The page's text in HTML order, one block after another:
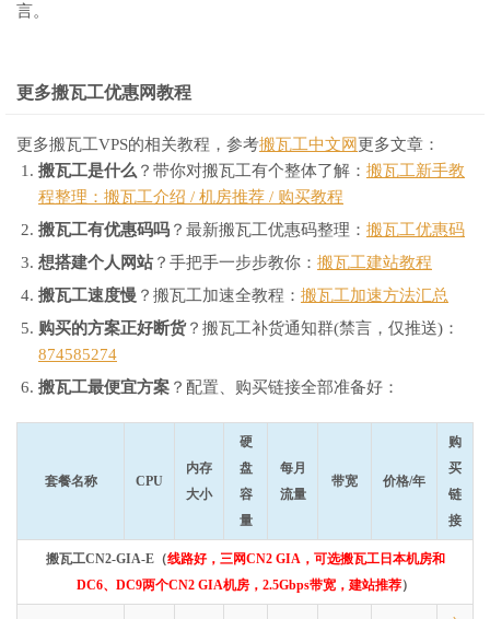
言。
更多搬瓦工优惠网教程
更多搬瓦工VPS的相关教程，参考搬瓦工中文网 更多文章：
搬瓦工是什么 ？带你对搬瓦工有个整体了解： 搬瓦工新手教
程整理：搬瓦工介绍 / 机房推荐 / 购买教程
搬瓦工有优惠码吗 ？最新搬瓦工优惠码整理： 搬瓦工优惠码
想搭建个人网站？手把手一步步教你： 搬瓦工建站教程
搬瓦工速度慢 ？搬瓦工加速全教程： 搬瓦工加速方法汇总
购买的方案正好断货？搬瓦工补货通知群(禁言，仅推送)：
874585274
搬瓦工最便宜方案 ？配置、购买链接全部准备好：
套餐名称 CPU
内存
大小
硬
盘
容
量
每月
流量
带宽 价格/年
购
买
链
接
搬瓦工CN2-GIA-E（线路好，三网CN2 GIA，可选搬瓦工日本机房和
DC6、DC9两个CN2 GIA机房，2.5Gbps带宽，建站推荐）